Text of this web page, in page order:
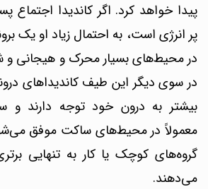
پیدا خواهد کرد. اگر کاندیدا
پر انرژی است، به احتمال زیاد او یک
در محیط‌های بسیار محرک و هیجانی
در سوی دیگر این طیف کاندیداهای
معمولاً در محیط‌های ساکت موفق
گروه‌های کوچک یا کار به تنهایی
می‌دهند.